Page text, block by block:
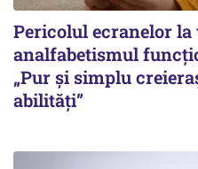
Pericolul ecranelor la
analfabetismul
„Pur și simplu
abilități”